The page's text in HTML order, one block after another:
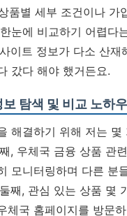
품별 세부 조건이나 가
눈에 비교하기 어렵다
이트 정보가 다소 산재
갔다 해야 했거든요.
보 탐색 및 비교 노하우
해결하기 위해 저는 몇
, 우체국 금융 상품 관
모니터링하며 다른 분
째, 관심 있는 상품 몇
체국 홈페이지를 방문